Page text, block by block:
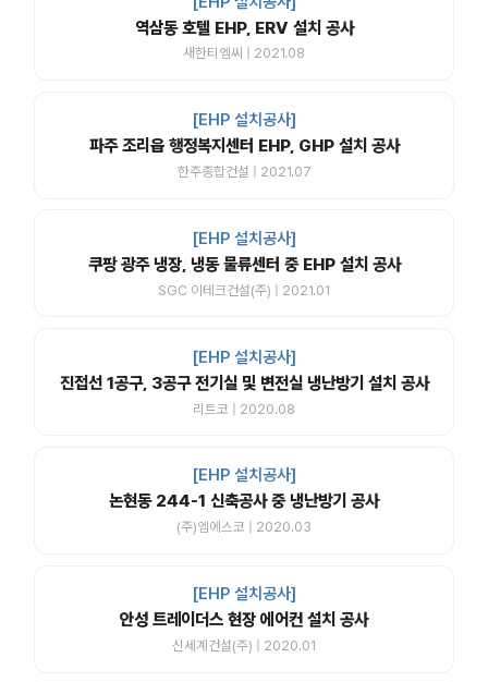
역삼동 호텔 EHP, ERV 설치 공사
새한티엠씨 | 2021.08
[EHP 설치공사]
파주 조리읍 행정복지센터 EHP, GHP 설치 공사
한주종합건설 | 2021.07
[EHP 설치공사]
쿠팡 광주 냉장, 냉동 물류센터 중 EHP 설치 공사
SGC 이테크건설(주) | 2021.01
[EHP 설치공사]
진접선 1공구, 3공구 전기실 및 변전실 냉난방기 설치 공사
리트코 | 2020.08
[EHP 설치공사]
논현동 244-1 신축공사 중 냉난방기 공사
(주)엠에스코 | 2020.03
[EHP 설치공사]
안성 트레이더스 현장 에어컨 설치 공사
신세계건설(주) | 2020.01